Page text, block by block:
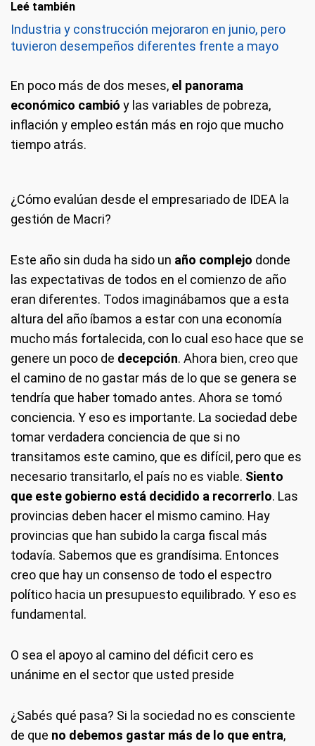
Leé también
Industria y construcción mejoraron en junio, pero
tuvieron desempeños diferentes frente a mayo
En poco más de dos meses, el panorama
económico cambió y las variables de pobreza,
inflación y empleo están más en rojo que mucho
tiempo atrás.
¿Cómo evalúan desde el empresariado de IDEA la
gestión de Macri?
Este año sin duda ha sido un año complejo donde
las expectativas de todos en el comienzo de año
eran diferentes. Todos imaginábamos que a esta
altura del año íbamos a estar con una economía
mucho más fortalecida, con lo cual eso hace que se
genere un poco de decepción. Ahora bien, creo que
el camino de no gastar más de lo que se genera se
tendría que haber tomado antes. Ahora se tomó
conciencia. Y eso es importante. La sociedad debe
tomar verdadera conciencia de que si no
transitamos este camino, que es difícil, pero que es
necesario transitarlo, el país no es viable. Siento
que este gobierno está decidido a recorrerlo. Las
provincias deben hacer el mismo camino. Hay
provincias que han subido la carga fiscal más
todavía. Sabemos que es grandísima. Entonces
creo que hay un consenso de todo el espectro
político hacia un presupuesto equilibrado. Y eso es
fundamental.
O sea el apoyo al camino del déficit cero es
unánime en el sector que usted preside
¿Sabés qué pasa? Si la sociedad no es consciente
de que no debemos gastar más de lo que entra,